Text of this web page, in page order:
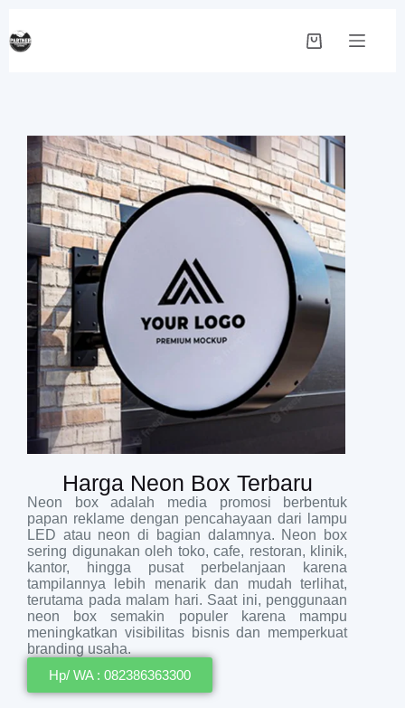
Harga Neon Box Terbaru
Neon box adalah media promosi berbentuk
papan reklame dengan pencahayaan dari lampu
LED atau neon di bagian dalamnya. Neon box
sering digunakan oleh toko, cafe, restoran, klinik,
kantor, hingga pusat perbelanjaan karena
tampilannya lebih menarik dan mudah terlihat,
terutama pada malam hari. Saat ini, penggunaan
neon box semakin populer karena mampu
meningkatkan visibilitas bisnis dan memperkuat
branding usaha.
Hp/ WA : 082386363300